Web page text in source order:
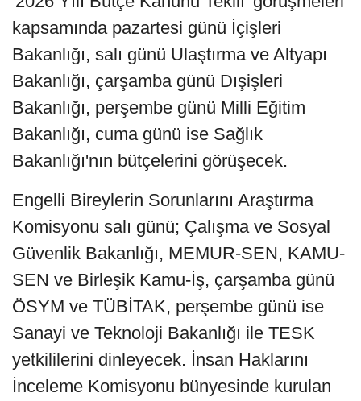
kapsamında pazartesi günü İçişleri
Bakanlığı, salı günü Ulaştırma ve Altyapı
Bakanlığı, çarşamba günü Dışişleri
Bakanlığı, perşembe günü Milli Eğitim
Bakanlığı, cuma günü ise Sağlık
Bakanlığı'nın bütçelerini görüşecek.
Engelli Bireylerin Sorunlarını Araştırma
Komisyonu salı günü; Çalışma ve Sosyal
Güvenlik Bakanlığı, MEMUR-SEN, KAMU-
SEN ve Birleşik Kamu-İş, çarşamba günü
ÖSYM ve TÜBİTAK, perşembe günü ise
Sanayi ve Teknoloji Bakanlığı ile TESK
yetkililerini dinleyecek. İnsan Haklarını
İnceleme Komisyonu bünyesinde kurulan